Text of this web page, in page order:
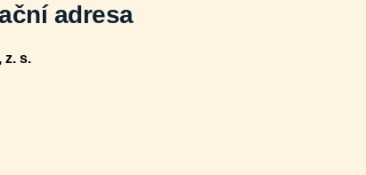
adresa
z. s.